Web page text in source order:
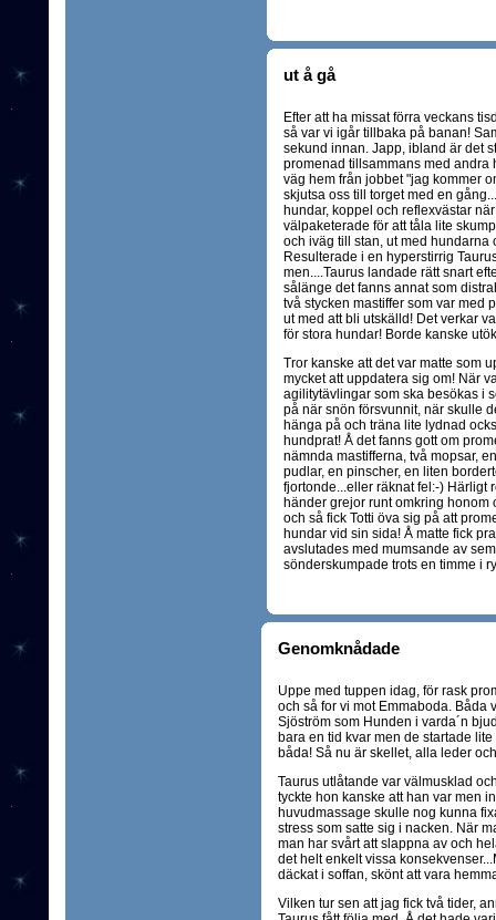
ut å gå
Efter att ha missat förra veckans
så var vi igår tillbaka på banan!
sekund innan. Japp, ibland är det
promenad tillsammans med andra
väg hem från jobbet "jag kommer
skjutsa oss till torget med en
hundar, koppel och reflexvästar
välpaketerade för att tåla lite
och iväg till stan, ut med hundarna
Resulterade i en hyperstirrig
men....Taurus landade rätt snart
sålänge det fanns annat som
två stycken mastiffer som var med
ut med att bli utskälld! Det verkar
för stora hundar! Borde kanske
Tror kanske att det var matte som
mycket att uppdatera sig om! När
agilitytävlingar som ska besökas i
på när snön försvunnit, när skulle
hänga på och träna lite lydnad
hundprat! Å det fanns gott om
nämnda mastifferna, två mopsar,
pudlar, en pinscher, en liten
fjortonde...eller räknat fel:-) Härligt
händer grejor runt omkring honom
och så fick Totti öva sig på att
hundar vid sin sida! Å matte fick
avslutades med mumsande av
sönderskumpade trots en timme i
Genomknådade
Uppe med tuppen idag, för rask
och så for vi mot Emmaboda. Båda
Sjöström som Hunden i varda´n
bara en tid kvar men de startade
båda! Så nu är skellet, alla leder
Taurus utlåtande var välmusklad
tyckte hon kanske att han var men
huvudmassage skulle nog kunna
stress som satte sig i nacken. När
man har svårt att slappna av och
det helt enkelt vissa
däckat i soffan, skönt att vara
Vilken tur sen att jag fick två tider,